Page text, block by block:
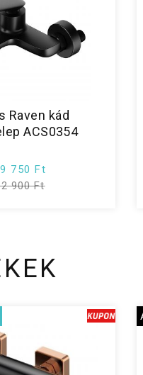
Raven kád
ACS0354
750 Ft
900 Ft